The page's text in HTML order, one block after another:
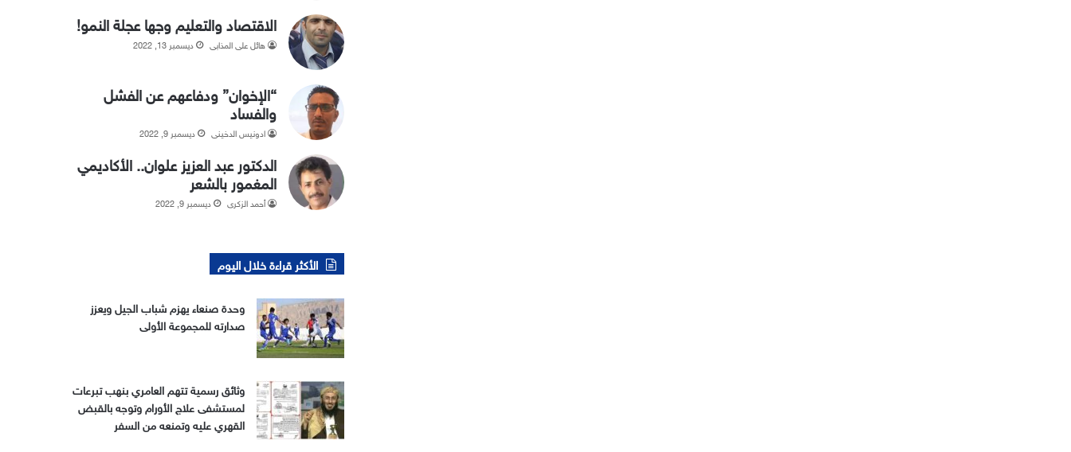
الاقتصاد والتعليم وجها عجلة النمو!
هائل علي المذابي ديسمبر 13, 2022
“الإخوان” ودفاعهم عن الفشل
والفساد
ادونيس الدخيني ديسمبر 9, 2022
الدكتور عبد العزيز علوان.. الأكاديمي
المغمور بالشعر
أحمد الزكري ديسمبر 9, 2022
الأكثر قراءة خلال اليوم
وحدة صنعاء يهزم شباب الجيل ويعزز
صدارته للمجموعة الأولى
وثائق رسمية تتهم العامري بنهب تبرعات
لمستشفى علاج الأورام وتوجه بالقبض
القهري عليه وتمنعه من السفر